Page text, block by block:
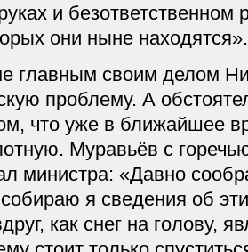
и безответственном
они ныне находятся».
главным своим делом
проблему. А
что уже в ближайшее
Муравьёв с
министра: «Давно
я сведения об
как снег на голову,